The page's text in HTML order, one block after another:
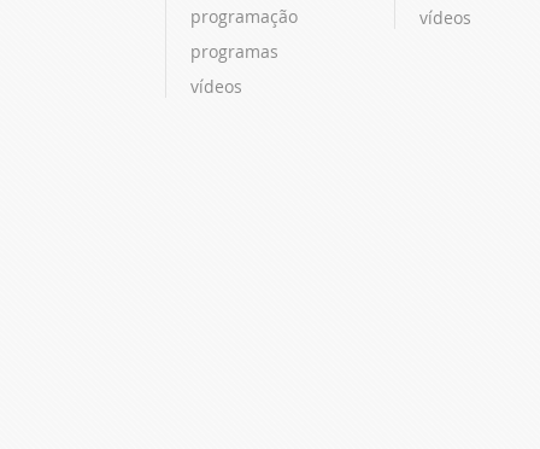
programação
programas
vídeos
vídeos